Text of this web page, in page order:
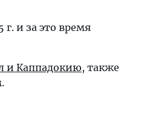
и за это время
и Каппадокию, также